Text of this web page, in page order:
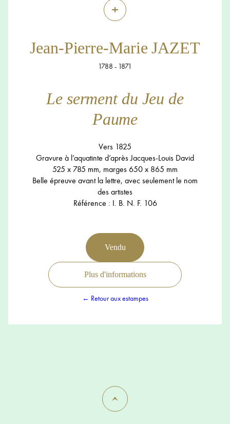
+
Jean-Pierre-Marie JAZET
1788 - 1871
Le serment du Jeu de
Paume
Vers 1825
Gravure à l’aquatinte d’après Jacques-Louis David
525 x 785 mm, marges 650 x 865 mm
Belle épreuve avant la lettre, avec seulement le nom
des artistes
Référence : I. B. N. F. 106
Vendu
Plus d'informations
← Retour aux estampes